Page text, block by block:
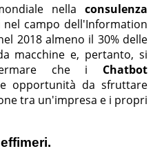
nella consulenza
nel campo dell'Information
2018 almeno il 30% delle
macchine e, pertanto, si
che i Chatbot
opportunità da sfruttare
tra un'impresa e i propri